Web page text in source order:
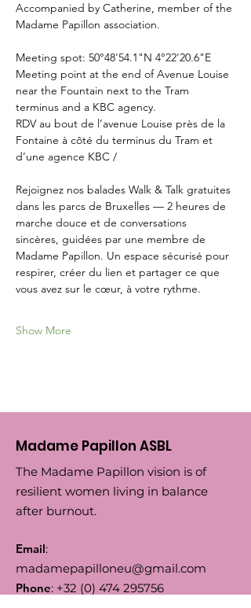
Accompanied by Catherine, member of the
Madame Papillon association.
Meeting spot: 50°48'54.1"N 4°22'20.6"E
Meeting point at the end of Avenue Louise
near the Fountain next to the Tram
terminus and a KBC agency.
RDV au bout de l’avenue Louise près de la
Fontaine à côté du terminus du Tram et
d’une agence KBC /
Rejoignez nos balades Walk & Talk gratuites
dans les parcs de Bruxelles — 2 heures de
marche douce et de conversations
sincères, guidées par une membre de
Madame Papillon. Un espace sécurisé pour
respirer, créer du lien et partager ce que
vous avez sur le cœur, à votre rythme.
Show More
Madame Papillon ASBL
The Madame Papillon vision is of
resilient women living in balance
after burnout.
Email:
madamepapilloneu@gmail.com
Phone: +32 (0) 474 295756